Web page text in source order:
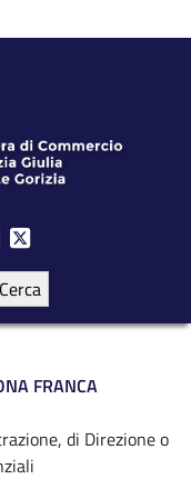
FRANCA
di Direzione o